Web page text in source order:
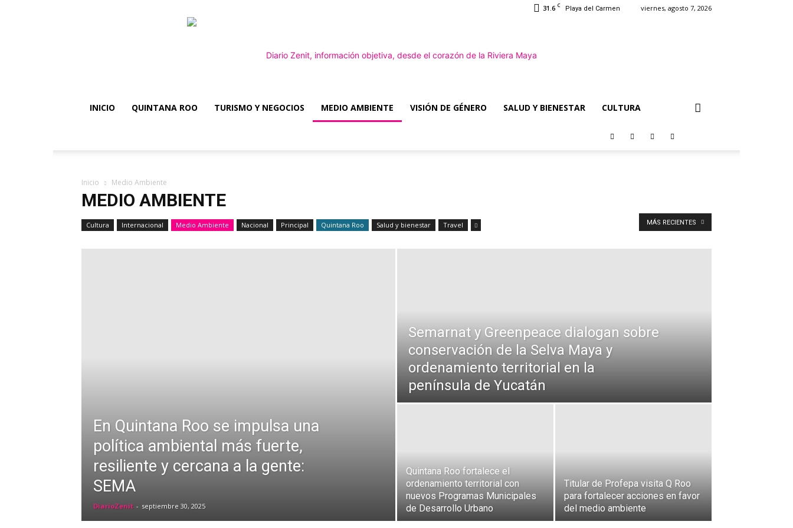
31.6 C Playa del Carmen viernes, agosto 7, 2026
INICIO QUINTANA ROO TURISMO Y NEGOCIOS MEDIO AMBIENTE VISIÓN DE GÉNERO SALUD Y BIENESTAR CULTURA
Inicio Medio Ambiente
MEDIO AMBIENTE
Cultura Internacional Medio Ambiente Nacional Principal Quintana Roo Salud y bienestar Travel MÁS RECIENTES
En Quintana Roo se impulsa una
política ambiental más fuerte,
resiliente y cercana a la gente:
SEMA
DiarioZenit - septiembre 30, 2025
Semarnat y Greenpeace dialogan sobre
conservación de la Selva Maya y
ordenamiento territorial en la
península de Yucatán
Quintana Roo fortalece el
ordenamiento territorial con
nuevos Programas Municipales
de Desarrollo Urbano
Titular de Profepa visita Q Roo
para fortalecer acciones en favor
del medio ambiente